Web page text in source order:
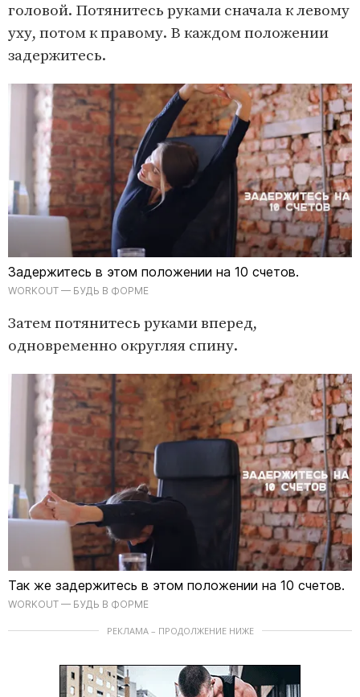
головой. Потянитесь руками сначала к левому
уху, потом к правому. В каждом положении
задержитесь.
Задержитесь в этом положении на 10 счетов.
WORKOUT — БУДЬ В ФОРМЕ
Затем потянитесь руками вперед,
одновременно округляя спину.
Так же задержитесь в этом положении на 10 счетов.
WORKOUT — БУДЬ В ФОРМЕ
РЕКЛАМА – ПРОДОЛЖЕНИЕ НИЖЕ